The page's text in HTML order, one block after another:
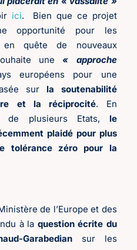
ici. Bien que ce projet
opportunité pour les
en quête de nouveaux
une« approche
européens pour une
sur la soutenabilité
et la réciprocité. En
de plusieurs Etats, le
plaidé pour plus
tolérance zéro pour la
de l’Europe et des
à la question écrite du
Garabediansur les